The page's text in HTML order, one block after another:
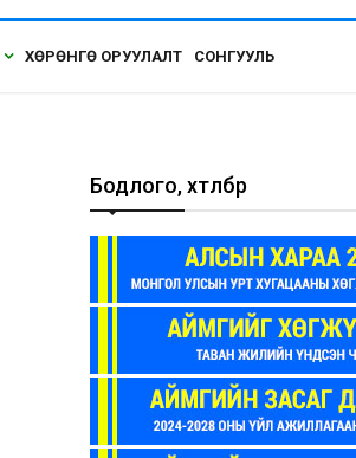
ХӨРӨНГӨ ОРУУЛАЛТ СОНГУУЛЬ
Бодлого, хөтөлбөр